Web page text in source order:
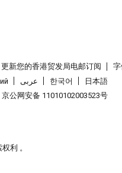
更新您的香港贸发局电邮订阅
عربى 한국어
日本語
京公网安备 11010102003523号
利 。